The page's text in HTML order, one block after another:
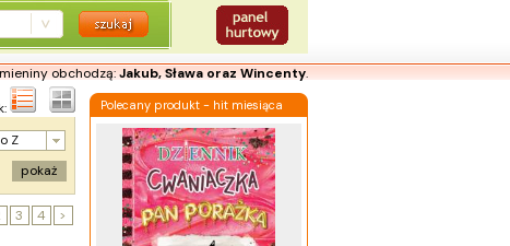
obchodzą:Jakub, Sława oraz Wincenty.
Z
pokaż
3 4 >
Polecany produkt - hit miesiąca